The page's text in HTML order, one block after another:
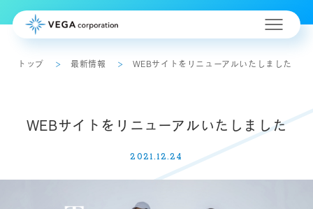
トップ 最新情報 WEBサイトをリニューアルいたしました
WEBサイトをリニューアルいたしました
2021.12.24